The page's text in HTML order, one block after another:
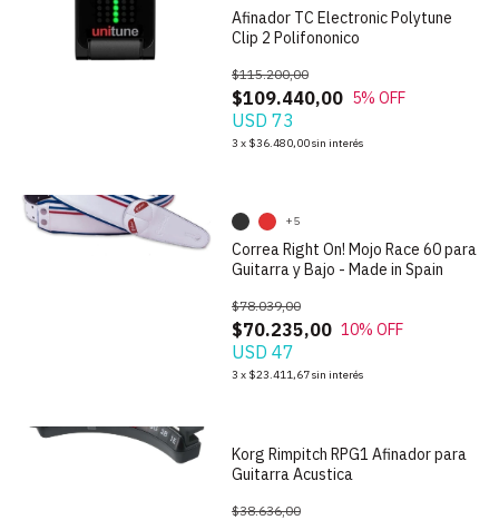
Afinador TC Electronic Polytune
Clip 2 Polifononico
$109.440,00
$115.200,00
5% OFF
USD 73
3 x $36.480,00sin interés
Correa Right On! Mojo Race 60 para
Guitarra y Bajo - Made in Spain
$70.235,00
$78.039,00
10% OFF
USD 47
3 x $23.411,67sin interés
+5
Korg Rimpitch RPG1 Afinador para
Guitarra Acustica
$38.636,00